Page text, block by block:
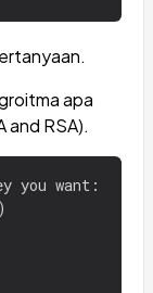
apa
and RSA).
you want: